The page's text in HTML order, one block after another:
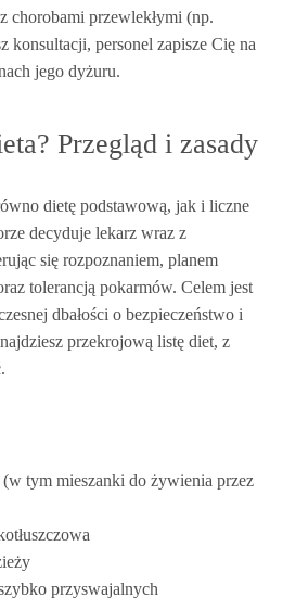
chorobami przewlekłymi (np.
konsultacji, personel zapisze Cię na
jego dyżuru.
Przegląd i zasady
dietę podstawową, jak i liczne
decyduje lekarz wraz z
się rozpoznaniem, planem
tolerancją pokarmów. Celem jest
dbałości o bezpieczeństwo i
przekrojową listę diet, z
tym mieszanki do żywienia przez
przyswajalnych